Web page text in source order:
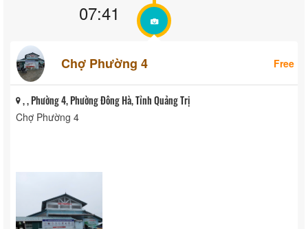
07:41
Chợ Phường 4 Free
, , Phường 4, Phường Đông Hà, Tỉnh Quảng Trị
Chợ Phường 4